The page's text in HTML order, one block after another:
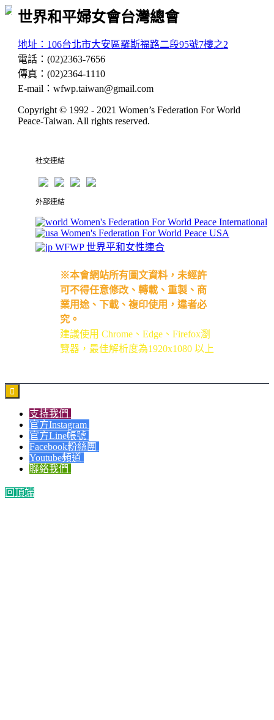
世界和平婦女會台灣總會
地址：106台北市大安區羅斯福路二段95號7樓之2
電話： (02)2363-7656
傳真： (02)2364-1110
E-mail ： wfwp.taiwan@gmail.com
Copyright © 1992 - 2021 Women’s Federation For World
Peace-Taiwan. All rights reserved.
社交連結
外部連結
Women's Federation For World Peace International
Women's Federation For World Peace USA
WFWP 世界平和女性連合
※本會網站所有圖文資料，未經許
可不得任意修改、轉載、重製、商
業用途、下載、複印使用，違者必
究。
建議使用 Chrome、Edge、Firefox瀏
覽器，最佳解析度為1920x1080 以上

支持我們
官方Instagram
官方Line帳號
Facebook粉絲團
Youtube頻道
聯絡我們
回頂端